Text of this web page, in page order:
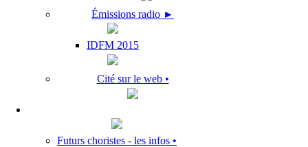
Émissions radio ►
IDFM 2015
Cité sur le web •
Futurs choristes - les infos •